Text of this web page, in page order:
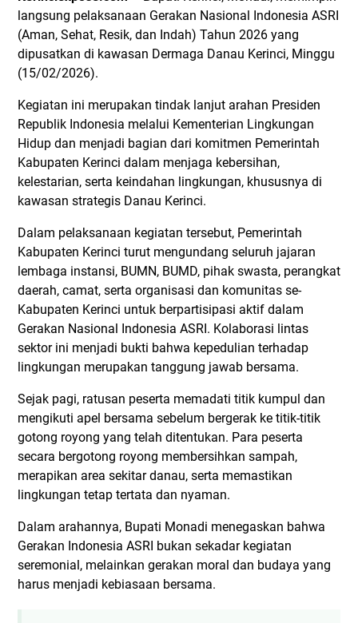
langsung pelaksanaan Gerakan Nasional Indonesia ASRI
(Aman, Sehat, Resik, dan Indah) Tahun 2026 yang
dipusatkan di kawasan Dermaga Danau Kerinci, Minggu
(15/02/2026).
Kegiatan ini merupakan tindak lanjut arahan Presiden
Republik Indonesia melalui Kementerian Lingkungan
Hidup dan menjadi bagian dari komitmen Pemerintah
Kabupaten Kerinci dalam menjaga kebersihan,
kelestarian, serta keindahan lingkungan, khususnya di
kawasan strategis Danau Kerinci.
Dalam pelaksanaan kegiatan tersebut, Pemerintah
Kabupaten Kerinci turut mengundang seluruh jajaran
lembaga instansi, BUMN, BUMD, pihak swasta, perangkat
daerah, camat, serta organisasi dan komunitas se-
Kabupaten Kerinci untuk berpartisipasi aktif dalam
Gerakan Nasional Indonesia ASRI. Kolaborasi lintas
sektor ini menjadi bukti bahwa kepedulian terhadap
lingkungan merupakan tanggung jawab bersama.
Sejak pagi, ratusan peserta memadati titik kumpul dan
mengikuti apel bersama sebelum bergerak ke titik-titik
gotong royong yang telah ditentukan. Para peserta
secara bergotong royong membersihkan sampah,
merapikan area sekitar danau, serta memastikan
lingkungan tetap tertata dan nyaman.
Dalam arahannya, Bupati Monadi menegaskan bahwa
Gerakan Indonesia ASRI bukan sekadar kegiatan
seremonial, melainkan gerakan moral dan budaya yang
harus menjadi kebiasaan bersama.